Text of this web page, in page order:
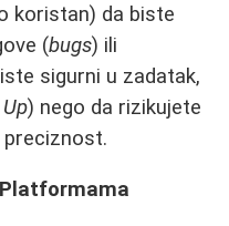
koristan) da biste
(bugs) ili
sigurni u zadatak,
) nego da rizikujete